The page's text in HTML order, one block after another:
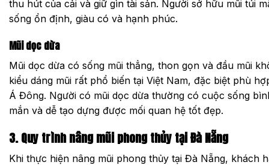
thu hút của cải và giữ gìn tài sản. Người sở hữu mũi túi
sống ổn định, giàu có và hạnh phúc.
Mũi dọc dừa
Mũi dọc dừa có sống mũi thẳng, thon gọn và đầu mũi
kiểu dáng mũi rất phổ biến tại Việt Nam, đặc biệt phù
Á Đông. Người có mũi dọc dừa thường có cuộc sống
mắn và dễ tạo dựng được mối quan hệ tốt đẹp.
3. Quy trình nâng mũi phong thủy tại Đà Nẵng
Khi thực hiện nâng mũi phong thủy tại Đà Nẵng, khách